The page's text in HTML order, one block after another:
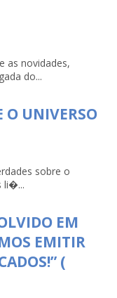
as novidades,
do...
O UNIVERSO
sobre o
li�...
EM
EMITIR
(